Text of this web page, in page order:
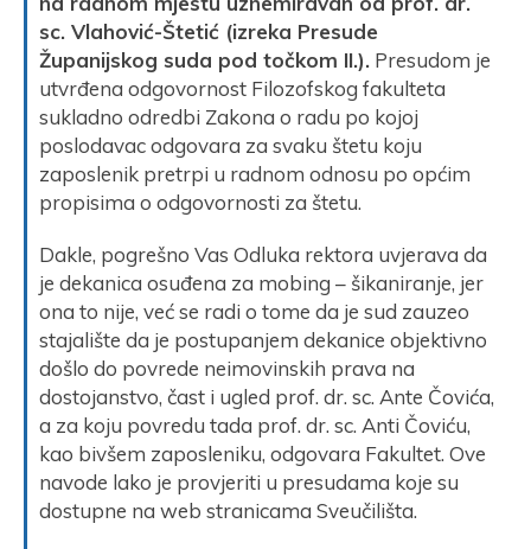
sc. Vlahović-Štetić (izreka Presude
Županijskog suda pod točkom II.). Presudom je
utvrđena odgovornost Filozofskog fakulteta
sukladno odredbi Zakona o radu po kojoj
poslodavac odgovara za svaku štetu koju
zaposlenik pretrpi u radnom odnosu po općim
propisima o odgovornosti za štetu.
Dakle, pogrešno Vas Odluka rektora uvjerava da
je dekanica osuđena za mobing – šikaniranje, jer
ona to nije, već se radi o tome da je sud zauzeo
stajalište da je postupanjem dekanice objektivno
došlo do povrede neimovinskih prava na
dostojanstvo, čast i ugled prof. dr. sc. Ante Čovića,
a za koju povredu tada prof. dr. sc. Anti Čoviću,
kao bivšem zaposleniku, odgovara Fakultet. Ove
navode lako je provjeriti u presudama koje su
dostupne na web stranicama Sveučilišta.